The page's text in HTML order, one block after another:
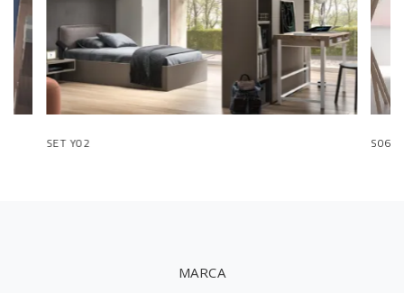
SET Y02 S06
MARCA